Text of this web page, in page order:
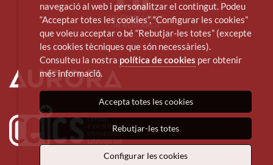
navegació al web i personalitzar el contingut. Podeu
“Acceptar totes les cookies”, “Configurar les cookies”
que voleu acceptar o bé “Rebutjar-les totes” (excepte
les cookies tècniques que són necessàries).
Consulteu la nostra política de cookies per obtenir
més informació.
Accepta totes les cookies
Rebutjar-les totes
Configurar les cookies